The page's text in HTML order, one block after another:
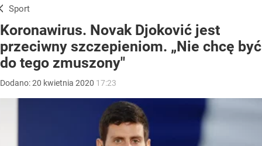
Sport
Koronawirus. Novak Djoković jest
przeciwny szczepieniom. „Nie chcę być
do tego zmuszony"
Dodano:20 kwietnia 2020 17:23